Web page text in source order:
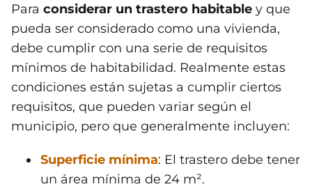
Para considerar un trastero habitable y que
pueda ser considerado como una vivienda,
debe cumplir con una serie de requisitos
mínimos de habitabilidad. Realmente estas
condiciones están sujetas a cumplir ciertos
requisitos, que pueden variar según el
municipio, pero que generalmente incluyen:
Superficie mínima: El trastero debe tener
un área mínima de 24 m².